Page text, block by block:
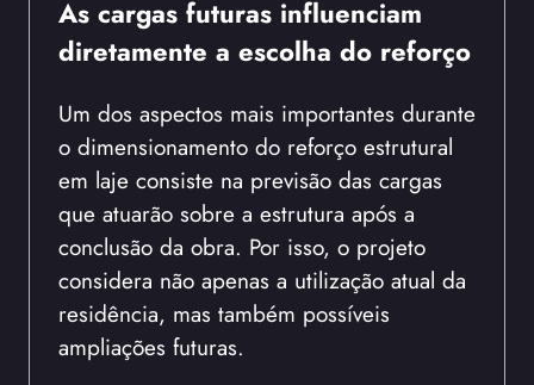
As cargas futuras influenciam
diretamente a escolha do reforço
Um dos aspectos mais importantes durante
o dimensionamento do reforço estrutural
em laje consiste na previsão das cargas
que atuarão sobre a estrutura após a
conclusão da obra. Por isso, o projeto
considera não apenas a utilização atual da
residência, mas também possíveis
ampliações futuras.